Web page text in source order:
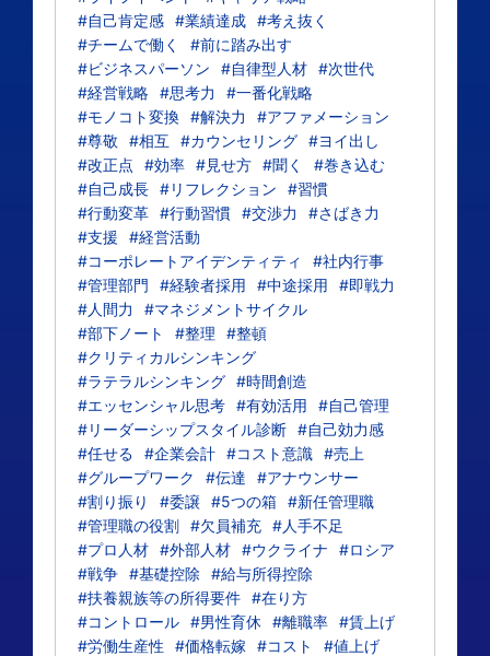
#自己肯定感 #業績達成 #考え抜く
#チームで働く
#前に踏み出す
#ビジネスパーソン
#自律型人材 #次世代
#経営戦略 #思考力
#一番化戦略
#モノコト変換 #解決力
#アファメーション
#尊敬
#相互 #カウンセリング #ヨイ出し
#改正点
#効率 #見せ方 #聞く
#巻き込む
#自己成長 #リフレクション
#習慣
#行動変革 #行動習慣 #交渉力
#さばき力
#支援
#経営活動
#コーポレートアイデンティティ
#社内行事
#管理部門
#経験者採用 #中途採用
#即戦力
#人間力
#マネジメントサイクル
#部下ノート
#整理
#整頓
#クリティカルシンキング
#ラテラルシンキング #時間創造
#エッセンシャル思考 #有効活用
#自己管理
#リーダーシップスタイル診断 #自己効力感
#任せる
#企業会計 #コスト意識 #売上
#グループワーク
#伝達
#アナウンサー
#割り振り
#委譲 #5つの箱 #新任管理職
#管理職の役割 #欠員補充 #人手不足
#プロ人材 #外部人材 #ウクライナ
#ロシア
#戦争 #基礎控除
#給与所得控除
#扶養親族等の所得要件 #在り方
#コントロール #男性育休 #離職率 #賃上げ
#労働生産性
#価格転嫁 #コスト
#値上げ